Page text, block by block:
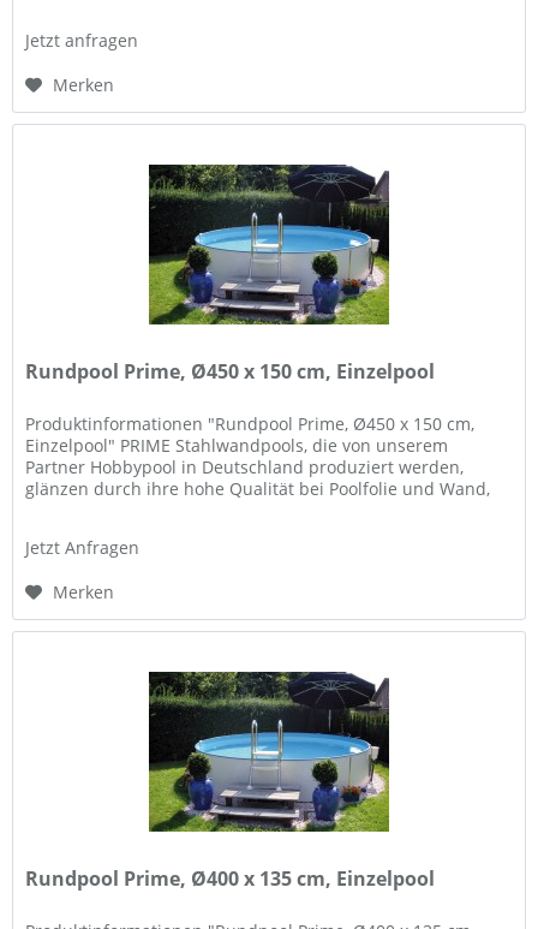
Jetzt anfragen
Merken
Rundpool Prime, Ø450 x 150 cm, Einzelpool
Produktinformationen "Rundpool Prime, Ø450 x 150 cm,
Einzelpool" PRIME Stahlwandpools, die von unserem
Partner Hobbypool in Deutschland produziert werden,
glänzen durch ihre hohe Qualität bei Poolfolie und Wand,
Jetzt Anfragen
Merken
Rundpool Prime, Ø400 x 135 cm, Einzelpool